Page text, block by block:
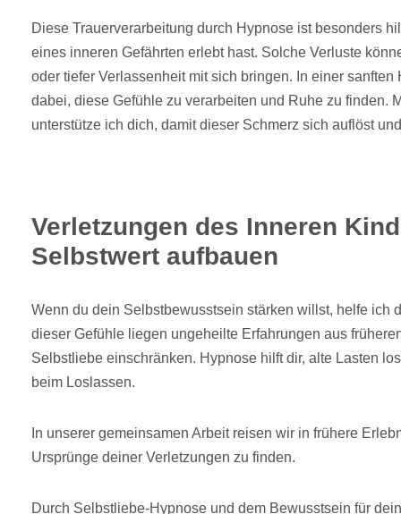
Diese Trauerverarbeitung durch Hypnose ist besonders
eines inneren Gefährten erlebt hast. Solche Verluste
oder tiefer Verlassenheit mit sich bringen. In einer sanften
dabei, diese Gefühle zu verarbeiten und Ruhe zu finden.
unterstütze ich dich, damit dieser Schmerz sich auflöst
Verletzungen des Inneren
Selbstwert aufbauen
Wenn du dein Selbstbewusstsein stärken willst, helfe ich
dieser Gefühle liegen ungeheilte Erfahrungen aus
Selbstliebe einschränken. Hypnose hilft dir, alte Lasten
beim Loslassen.
In unserer gemeinsamen Arbeit reisen wir in frühere
Ursprünge deiner Verletzungen zu finden.
Durch Selbstliebe-Hypnose und dem Bewusstsein für